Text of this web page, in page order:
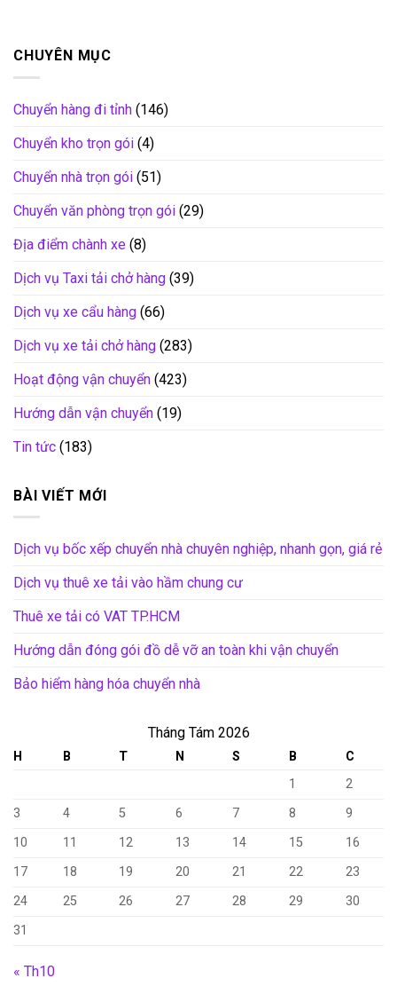
CHUYÊN MỤC
Chuyển hàng đi tỉnh (146)
Chuyển kho trọn gói (4)
Chuyển nhà trọn gói (51)
Chuyển văn phòng trọn gói (29)
Địa điểm chành xe (8)
Dịch vụ Taxi tải chở hàng (39)
Dịch vụ xe cẩu hàng (66)
Dịch vụ xe tải chở hàng (283)
Hoạt động vận chuyển (423)
Hướng dẫn vận chuyển (19)
Tin tức (183)
BÀI VIẾT MỚI
Dịch vụ bốc xếp chuyển nhà chuyên nghiệp, nhanh gọn, giá rẻ
Dịch vụ thuê xe tải vào hầm chung cư
Thuê xe tải có VAT TP.HCM
Hướng dẫn đóng gói đồ dễ vỡ an toàn khi vận chuyển
Bảo hiểm hàng hóa chuyển nhà
Tháng Tám 2026
H B T N S B
C
1
2
3
4 5 6 7 8
9
10
11 12 13 14 15
16
17
18 19 20 21 22
23
24
25 26 27 28 29
30
31
« Th10